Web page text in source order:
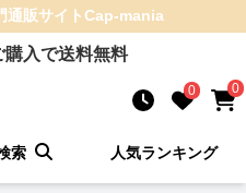
通販サイトCap-mania
購入で送料無料
0 0
索 人気ランキング